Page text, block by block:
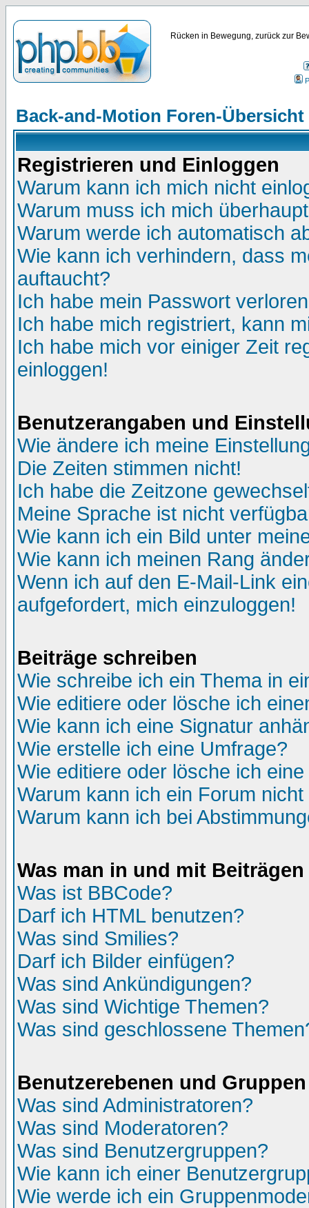
Rücken in Bewegung, zurück zur
Back-and-Motion Foren-Übersicht
Registrieren und Einloggen
Warum kann ich mich nicht
Warum muss ich mich
Warum werde ich automatisch
Wie kann ich verhindern, dass
auftaucht?
Ich habe mein Passwort
Ich habe mich registriert, kann
Ich habe mich vor einiger Zeit
einloggen!
Benutzerangaben und
Wie ändere ich meine
Die Zeiten stimmen nicht!
Ich habe die Zeitzone
Meine Sprache ist nicht
Wie kann ich ein Bild unter
Wie kann ich meinen Rang
Wenn ich auf den E-Mail-Link
aufgefordert, mich einzuloggen!
Beiträge schreiben
Wie schreibe ich ein Thema in
Wie editiere oder lösche ich
Wie kann ich eine Signatur
Wie erstelle ich eine Umfrage?
Wie editiere oder lösche ich
Warum kann ich ein Forum
Warum kann ich bei
Was man in und mit
Was ist BBCode?
Darf ich HTML benutzen?
Was sind Smilies?
Darf ich Bilder einfügen?
Was sind Ankündigungen?
Was sind Wichtige Themen?
Was sind geschlossene
Benutzerebenen und Gruppen
Was sind Administratoren?
Was sind Moderatoren?
Was sind Benutzergruppen?
Wie kann ich einer
Wie werde ich ein